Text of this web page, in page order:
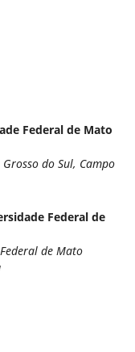
Federal de Mato
do Sul, Campo
Federal de
de Mato